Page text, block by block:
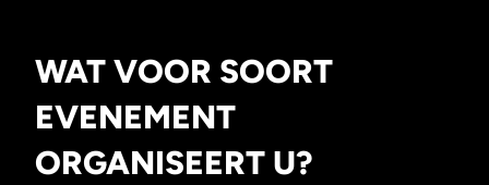
WAT VOOR SOORT
EVENEMENT
ORGANISEERT U?